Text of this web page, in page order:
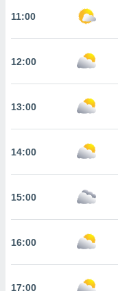
coste.
botón
a la
todas
ya sean
nos
en
perfil
y
CONTINUAR
11:00
12:00
13:00
14:00
15:00
16:00
17:00